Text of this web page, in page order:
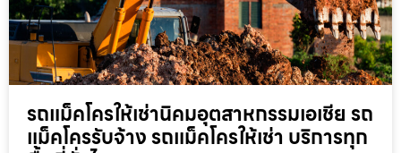
รถแม็คโครให้เช่านิคมอุตสาหกรรมเอเชีย รถ
แม็คโครรับจ้าง รถแม็คโครให้เช่า บริการทุก